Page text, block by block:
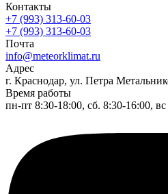
Контакты
+7 (993) 313-60-03
+7 (993) 313-60-03
Почта
info@meteorklimat.ru
Адрес
г. Краснодар, ул. Петра
Время работы
пн-пт 8:30-18:00, сб. 8:30-16:00,